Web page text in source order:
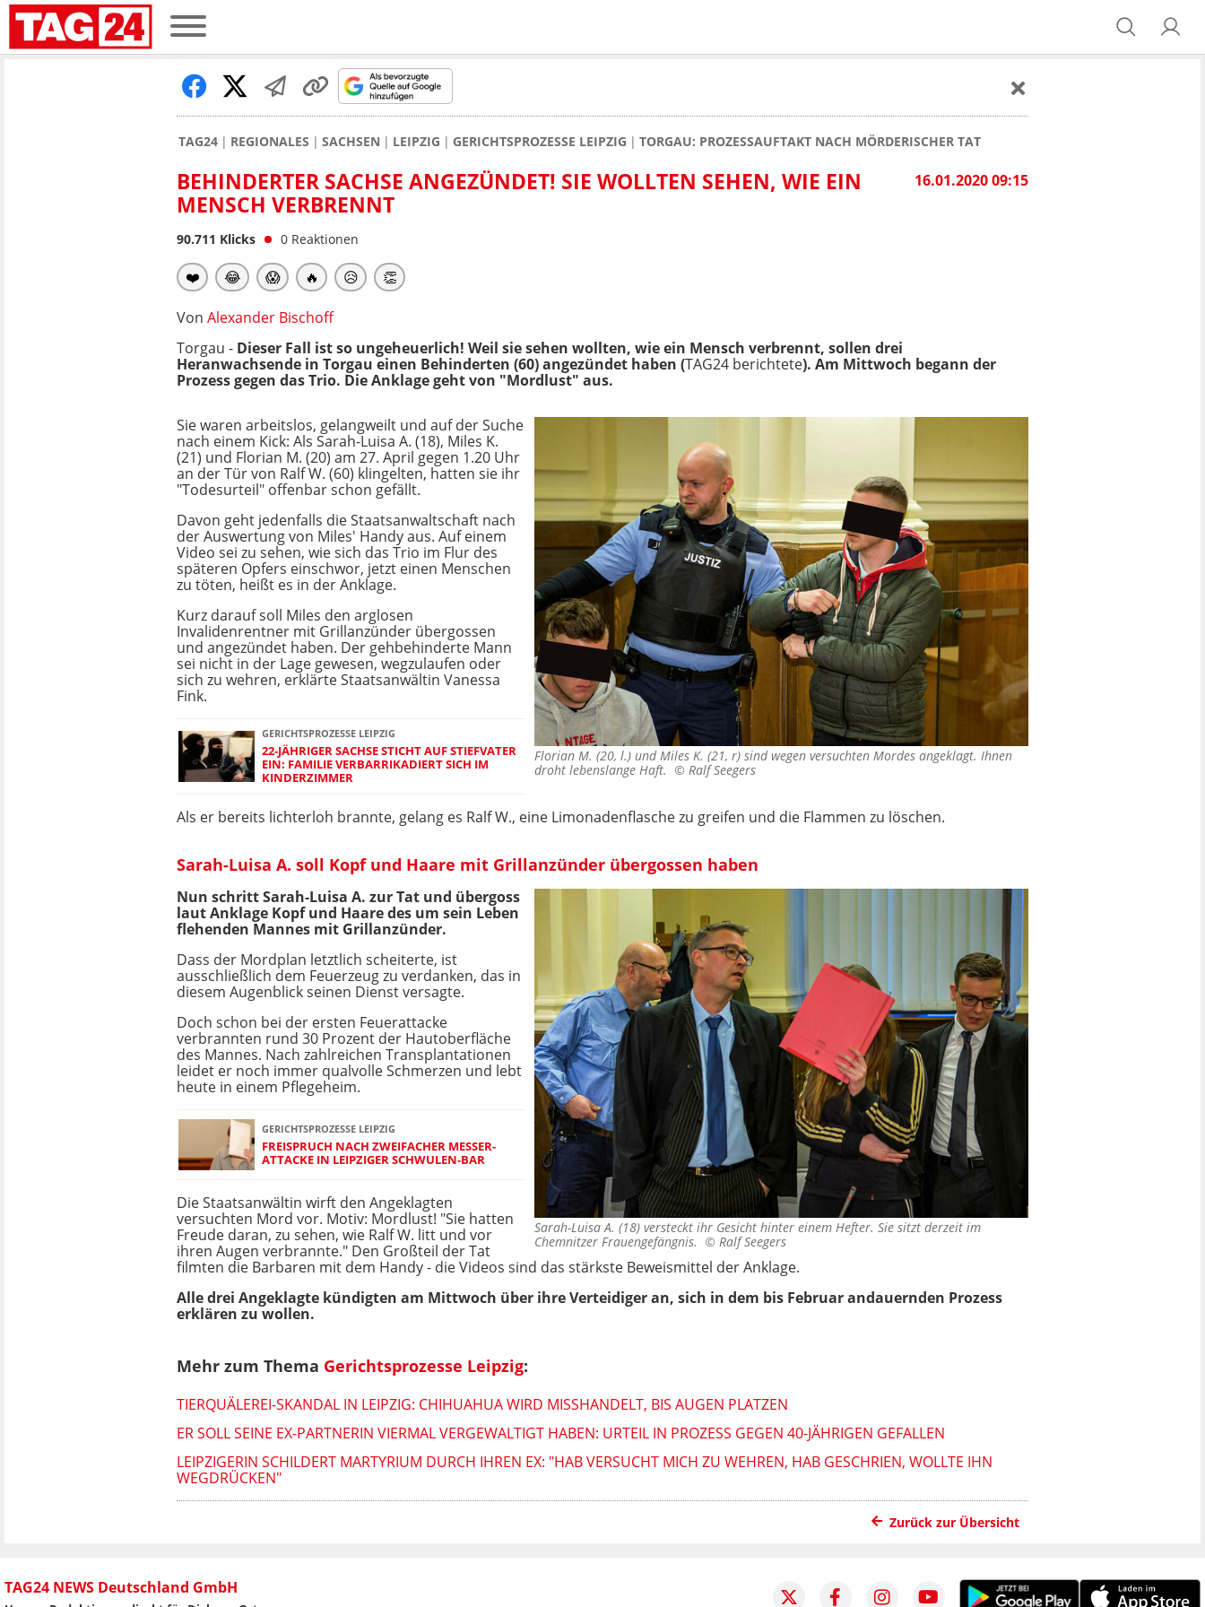
TAG24 REGIONALES SACHSEN LEIPZIG GERICHTSPROZESSE LEIPZIG TORGAU: PROZESSAUFTAKT NACH MÖRDERISCHER TAT
16.01.2020 09:15
BEHINDERTER SACHSE ANGEZÜNDET! SIE WOLLTEN SEHEN, WIE EIN
MENSCH VERBRENNT
90.711 Klicks 0 Reaktionen
❤️ 😂 😱 🔥 😥 👏
Von Alexander Bischoff
Torgau - Dieser Fall ist so ungeheuerlich! Weil sie sehen wollten, wie ein Mensch verbrennt, sollen drei
Heranwachsende in Torgau einen Behinderten (60) angezündet haben (TAG24 berichtete). Am Mittwoch begann der
Prozess gegen das Trio. Die Anklage geht von "Mordlust" aus.
Florian M. (20, l.) und Miles K. (21, r) sind wegen versuchten Mordes angeklagt. Ihnen
droht lebenslange Haft. © Ralf Seegers
Sie waren arbeitslos, gelangweilt und auf der Suche
nach einem Kick: Als Sarah-Luisa A. (18), Miles K.
(21) und Florian M. (20) am 27. April gegen 1.20 Uhr
an der Tür von Ralf W. (60) klingelten, hatten sie ihr
"Todesurteil" offenbar schon gefällt.
Davon geht jedenfalls die Staatsanwaltschaft nach
der Auswertung von Miles' Handy aus. Auf einem
Video sei zu sehen, wie sich das Trio im Flur des
späteren Opfers einschwor, jetzt einen Menschen
zu töten, heißt es in der Anklage.
Kurz darauf soll Miles den arglosen
Invalidenrentner mit Grillanzünder übergossen
und angezündet haben. Der gehbehinderte Mann
sei nicht in der Lage gewesen, wegzulaufen oder
sich zu wehren, erklärte Staatsanwältin Vanessa
Fink.
GERICHTSPROZESSE LEIPZIG
22-JÄHRIGER SACHSE STICHT AUF STIEFVATER
EIN: FAMILIE VERBARRIKADIERT SICH IM
KINDERZIMMER
Als er bereits lichterloh brannte, gelang es Ralf W., eine Limonadenflasche zu greifen und die Flammen zu löschen.
Sarah-Luisa A. soll Kopf und Haare mit Grillanzünder übergossen haben
Sarah-Luisa A. (18) versteckt ihr Gesicht hinter einem Hefter. Sie sitzt derzeit im
Chemnitzer Frauengefängnis. © Ralf Seegers
Nun schritt Sarah-Luisa A. zur Tat und übergoss
laut Anklage Kopf und Haare des um sein Leben
flehenden Mannes mit Grillanzünder.
Dass der Mordplan letztlich scheiterte, ist
ausschließlich dem Feuerzeug zu verdanken, das in
diesem Augenblick seinen Dienst versagte.
Doch schon bei der ersten Feuerattacke
verbrannten rund 30 Prozent der Hautoberfläche
des Mannes. Nach zahlreichen Transplantationen
leidet er noch immer qualvolle Schmerzen und lebt
heute in einem Pflegeheim.
GERICHTSPROZESSE LEIPZIG
FREISPRUCH NACH ZWEIFACHER MESSER-
ATTACKE IN LEIPZIGER SCHWULEN-BAR
Die Staatsanwältin wirft den Angeklagten
versuchten Mord vor. Motiv: Mordlust! "Sie hatten
Freude daran, zu sehen, wie Ralf W. litt und vor
ihren Augen verbrannte." Den Großteil der Tat
filmten die Barbaren mit dem Handy - die Videos sind das stärkste Beweismittel der Anklage.
Alle drei Angeklagte kündigten am Mittwoch über ihre Verteidiger an, sich in dem bis Februar andauernden Prozess
erklären zu wollen.
Mehr zum Thema Gerichtsprozesse Leipzig:
TIERQUÄLEREI-SKANDAL IN LEIPZIG: CHIHUAHUA WIRD MISSHANDELT, BIS AUGEN PLATZEN
ER SOLL SEINE EX-PARTNERIN VIERMAL VERGEWALTIGT HABEN: URTEIL IN PROZESS GEGEN 40-JÄHRIGEN GEFALLEN
LEIPZIGERIN SCHILDERT MARTYRIUM DURCH IHREN EX: "HAB VERSUCHT MICH ZU WEHREN, HAB GESCHRIEN, WOLLTE IHN
WEGDRÜCKEN"
Zurück zur Übersicht
TAG24 NEWS Deutschland GmbH